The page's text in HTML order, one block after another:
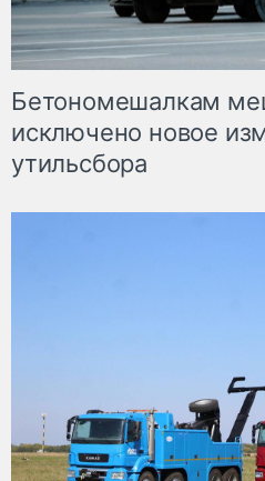
Бетономешалкам
исключено новое
утильсбора